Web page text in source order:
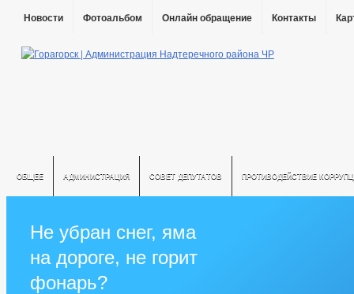
Новости Фотоальбом Онлайн обращение Контакты
ОБЩЕЕ АДМИНИСТРАЦИЯ СОВЕТ ДЕПУТАТОВ ПРОТИВОДЕЙСТВИЕ
Не убран снег, яма
на дороге, не горит
фонарь?